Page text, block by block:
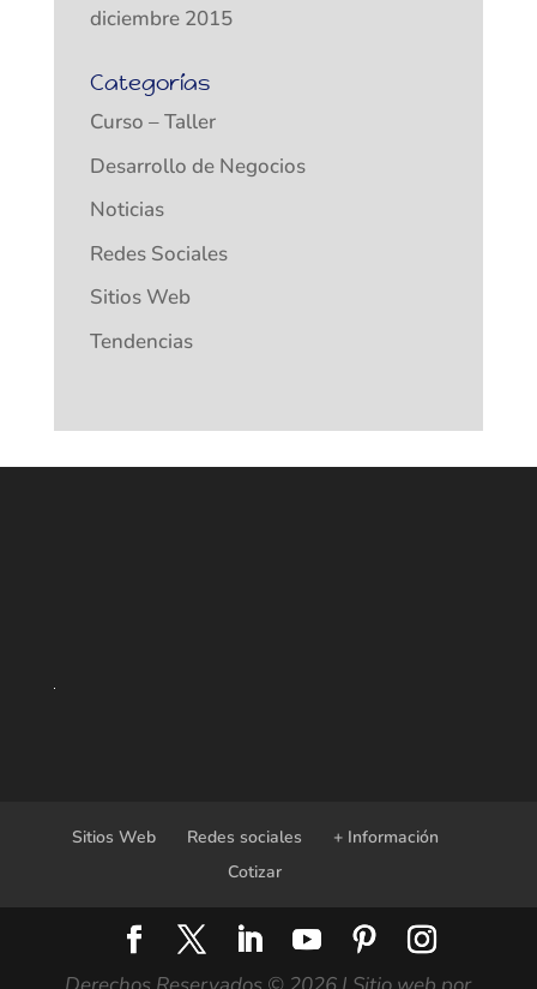
diciembre 2015
Categorías
Curso – Taller
Desarrollo de Negocios
Noticias
Redes Sociales
Sitios Web
Tendencias
Sitios Web Redes sociales
+ Información
Cotizar